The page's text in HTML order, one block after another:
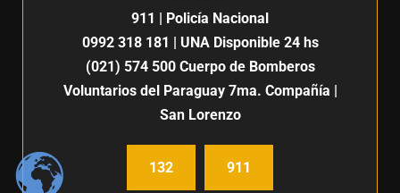
911 | Policía Nacional
0992 318 181 | UNA Disponible 24 hs
(021) 574 500Cuerpo de Bomberos
Voluntarios del Paraguay 7ma. Compañía |
San Lorenzo
132 911